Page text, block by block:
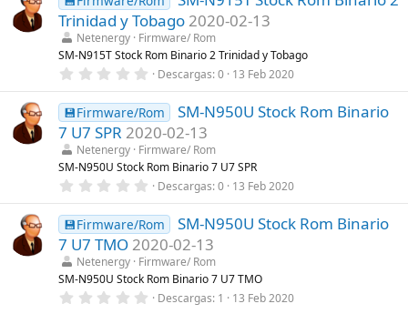
s
)
e
s
t
r
e
l
a
(
s
)
Trinidad y Tobago 2020-02-13
Netenergy Firmware/ Rom
SM-N915T Stock Rom Binario 2 Trinidad y Tobago
0
0
0
e
s
t
r
e
l
a
(
s
)
Descargas 0 13 Feb 2020
💾Firmware/Rom
SM-N950U Stock Rom Binario
7 U7 SPR 2020-02-13
Netenergy Firmware/ Rom
SM-N950U Stock Rom Binario 7 U7 SPR
0
0
0
e
s
t
r
e
Descargas 0 13 Feb 2020
💾Firmware/Rom
SM-N950U Stock Rom Binario
7 U7 TMO 2020-02-13
Netenergy Firmware/ Rom
SM-N950U Stock Rom Binario 7 U7 TMO
0 Descargas 1 13 Feb 2020